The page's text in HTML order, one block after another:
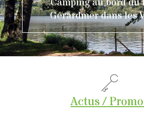
Gérardmer dans les
Actus /